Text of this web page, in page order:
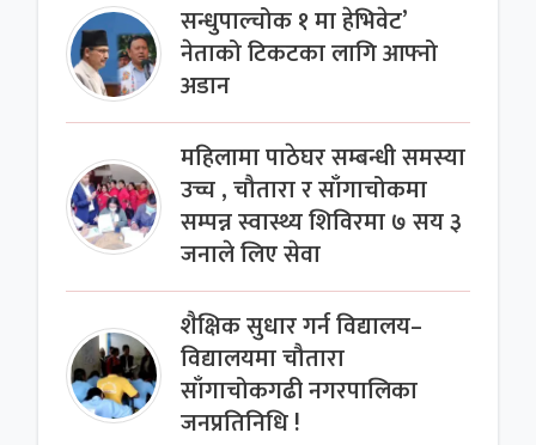
सन्धुपाल्चोक १ मा हेभिवेट’
नेताको टिकटका लागि आफ्नो
अडान
महिलामा पाठेघर सम्बन्धी समस्या
उच्च , चौतारा र साँगाचोकमा
सम्पन्न स्वास्थ्य शिविरमा ७ सय ३
जनाले लिए सेवा
शैक्षिक सुधार गर्न विद्यालय–
विद्यालयमा चौतारा
साँगाचोकगढी नगरपालिका
जनप्रतिनिधि !